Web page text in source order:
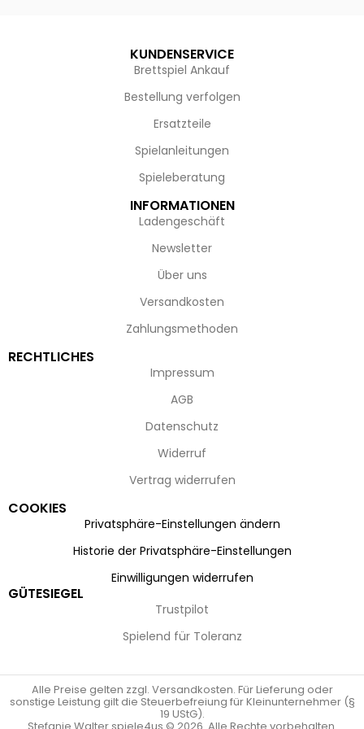
KUNDENSERVICE
Brettspiel Ankauf
Bestellung verfolgen
Ersatzteile
Spielanleitungen
Spieleberatung
INFORMATIONEN
Ladengeschäft
Newsletter
Über uns
Versandkosten
Zahlungsmethoden
RECHTLICHES
Impressum
AGB
Datenschutz
Widerruf
Vertrag widerrufen
COOKIES
Privatsphäre-Einstellungen ändern
Historie der Privatsphäre-Einstellungen
Einwilligungen widerrufen
GÜTESIEGEL
Trustpilot
Spielend für Toleranz
Alle Preise gelten zzgl. Versandkosten. Für Lieferung oder
sonstige Leistung gilt die Steuerbefreiung für Kleinunternehmer (§
19 UStG).
Stefanie Walter spiele4us © 2026. Alle Rechte vorbehalten.